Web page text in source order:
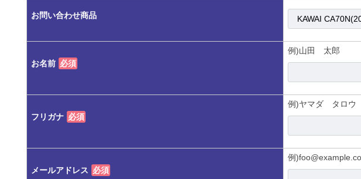
お問い合わせ商品
お名前 必須
例)山田 太郎
フリガナ 必須
例)ヤマダ タロウ
メールアドレス 必須
例